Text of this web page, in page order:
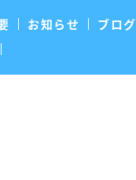
お知らせ
ブログ